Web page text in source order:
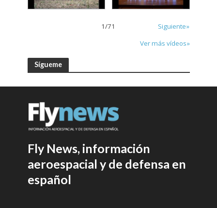
1/71
Siguiente»
Ver más vídeos»
Sígueme
Fly News, información
aeroespacial y de defensa en
español